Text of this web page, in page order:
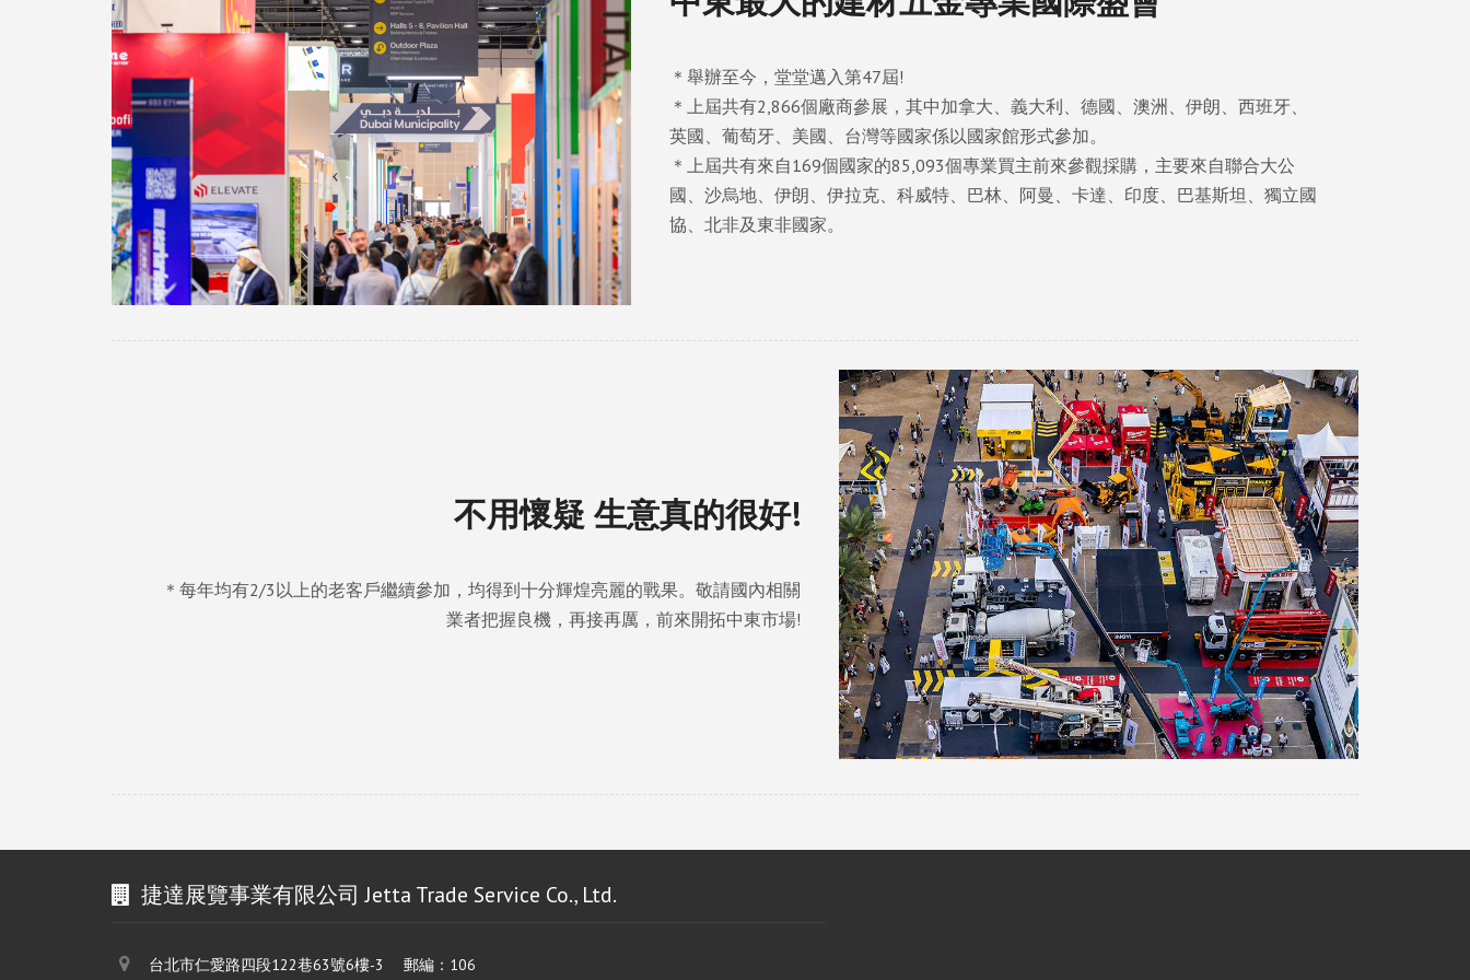
＊舉辦至今，堂堂邁入第47屆!
＊上屆共有2,866個廠商參展，其中加拿大、義大利、德國、澳洲、伊朗、西班牙、
英國、葡萄牙、美國、台灣等國家係以國家館形式參加。
＊上屆共有來自169個國家的85,093個專業買主前來參觀採購，主要來自聯合大公
國、沙烏地、伊朗、伊拉克、科威特、巴林、阿曼、卡達、印度、巴基斯坦、獨立國
協、北非及東非國家。
不用懷疑 生意真的很好!
＊每年均有2/3以上的老客戶繼續參加，均得到十分輝煌亮麗的戰果。敬請國內相關
業者把握良機，再接再厲，前來開拓中東市場!
捷達展覽事業有限公司 Jetta Trade Service Co., Ltd.
台北市仁愛路四段122巷63號6樓-3 郵編：106